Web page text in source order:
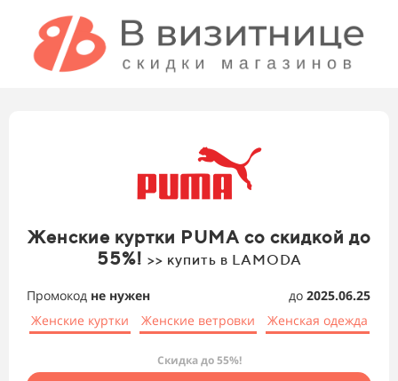
Женские куртки PUMA со скидкой до
55%! >> купить в LAMODA
Промокод не нужен до 2025.06.25
Женские куртки
Женские ветровки Женская одежда
Скидка до 55%!